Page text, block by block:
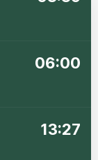
06:00
13:27